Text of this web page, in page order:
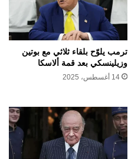
ترمب يلوّح بلقاء ثلاثي مع بوتين
وزيلينسكي بعد قمة ألاسكا
14 أغسطس، 2025